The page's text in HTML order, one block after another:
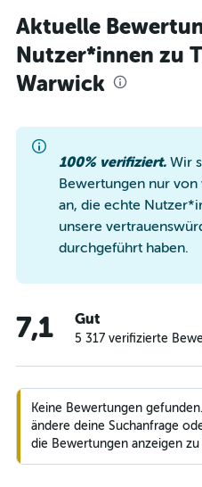
Aktuelle
Nutzer*innen zu
Warwick
100% verifiziert. Wir
Bewertungen nur
an, die echte
unsere
durchgeführt haben.
7,1 Gut
5 317 verifizierte
Keine Bewertungen
ändere deine Suchanfrage
die Bewertungen anzeigen zu